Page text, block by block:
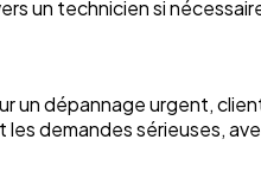
un technicien si
un dépannage urgent,
demandes sérieuses,